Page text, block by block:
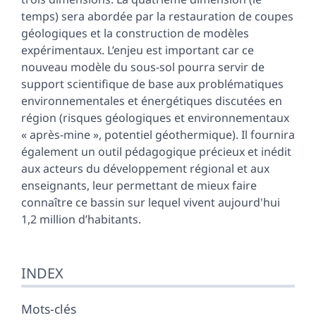
temps) sera abordée par la restauration de coupes
géologiques et la construction de modèles
expérimentaux. L’enjeu est important car ce
nouveau modèle du sous-sol pourra servir de
support scientifique de base aux problématiques
environnementales et énergétiques discutées en
région (risques géologiques et environnementaux
« après-mine », potentiel géothermique). Il fournira
également un outil pédagogique précieux et inédit
aux acteurs du développement régional et aux
enseignants, leur permettant de mieux faire
connaître ce bassin sur lequel vivent aujourd'hui
1,2 million d’habitants.
INDEX
Mots-clés